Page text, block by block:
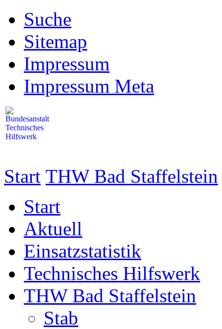
Suche
Sitemap
Impressum
Impressum Meta
Start THW Bad Staffelstein
Start
Aktuell
Einsatzstatistik
Technisches Hilfswerk
THW Bad Staffelstein
Stab